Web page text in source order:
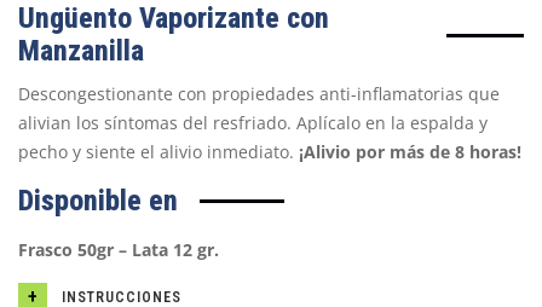
Ungüento Vaporizante con
Manzanilla
Descongestionante con propiedades anti-inflamatorias que
alivian los síntomas del resfriado. Aplícalo en la espalda y
pecho y siente el alivio inmediato. ¡Alivio por más de 8 horas!
Disponible en
Frasco 50gr – Lata 12 gr.
INSTRUCCIONES